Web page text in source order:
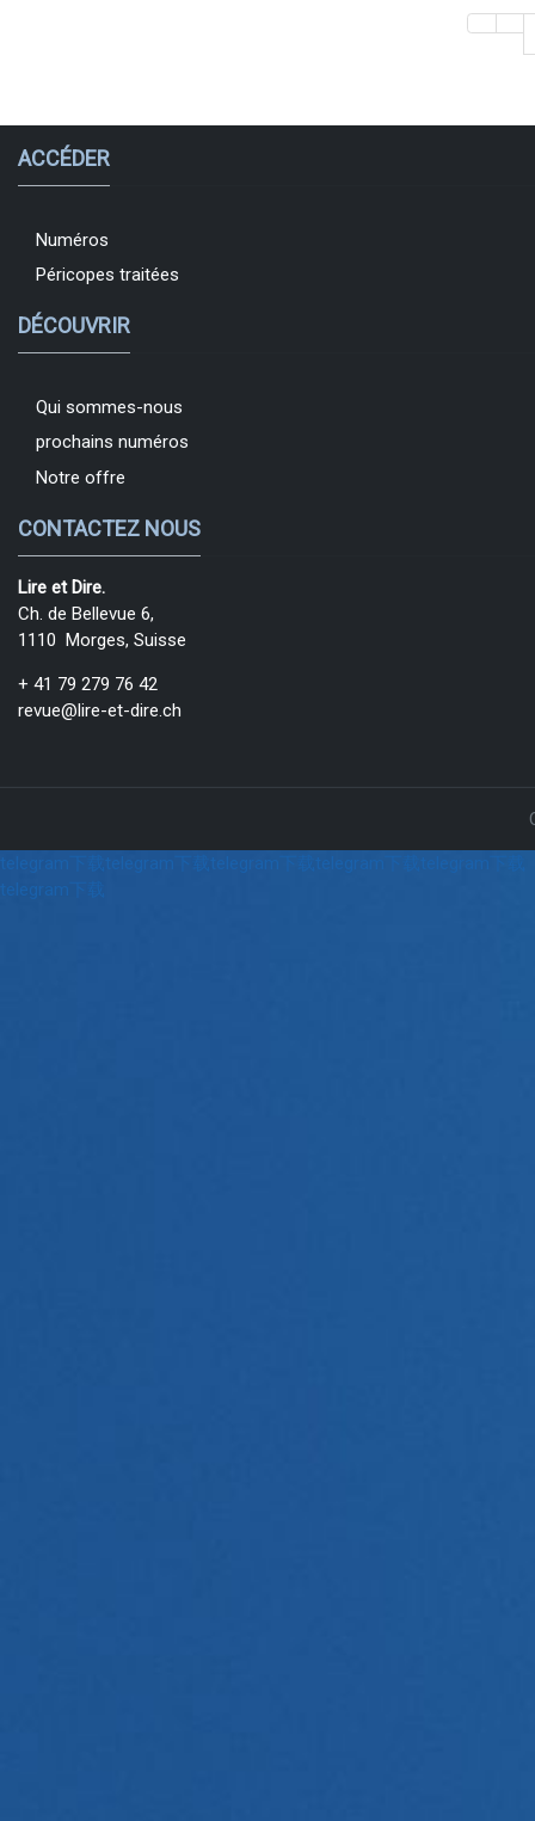
ACCÉDER
Numéros
Péricopes traitées
DÉCOUVRIR
Qui sommes-nous
prochains numéros
Notre offre
CONTACTEZ NOUS
Lire et Dire.
Ch. de Bellevue 6,
1110 Morges, Suisse
+ 41 79 279 76 42
revue@lire-et-dire.ch
telegram下载 telegram下载 telegram下载 telegram下载
telegram下载
telegram下载